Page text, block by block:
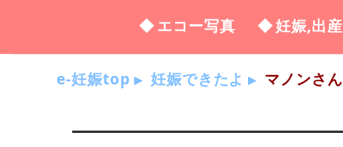
エコー写真 妊娠,出産
e-妊娠top 妊娠できたよ マノンさん